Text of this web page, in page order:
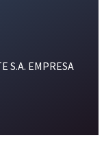
S.A. EMPRESA